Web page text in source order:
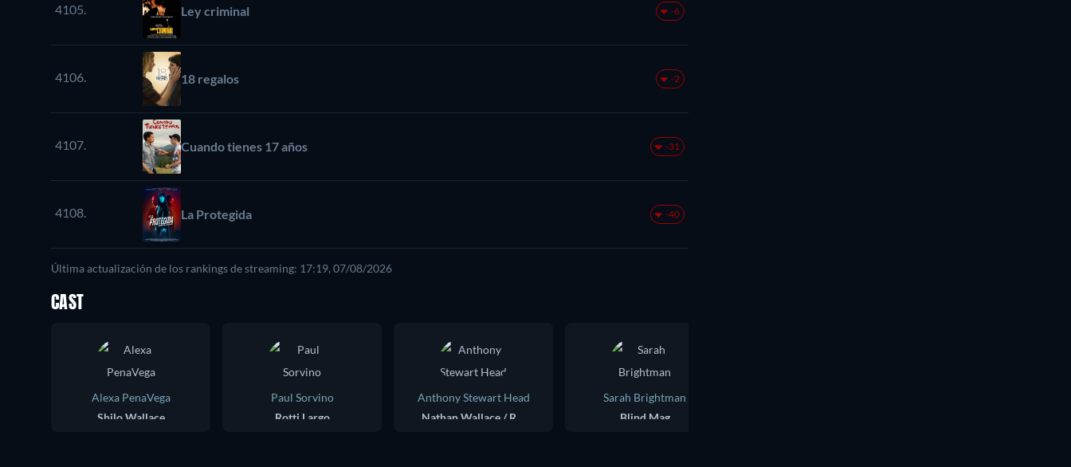
4105. Ley criminal -6
4106. 18 regalos -2
4107. Cuando tienes 17 años -31
4108. La Protegida -40
Última actualización de los rankings de streaming: 17:19, 07/08/2026
CAST
Alexa PenaVega
Shilo Wallace
Paul Sorvino
Rotti Largo
Anthony Stewart Head
Sarah Brightman
Blind Mag